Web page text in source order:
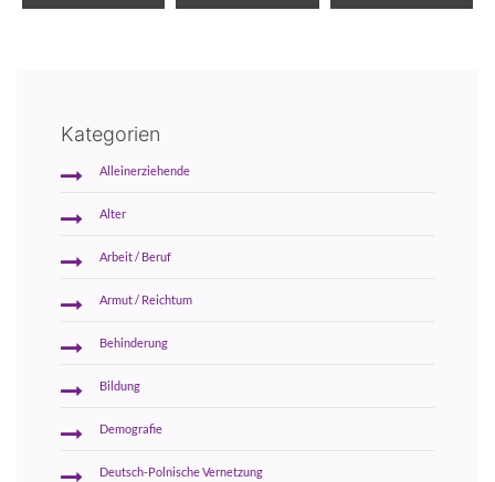
Kategorien
Alleinerziehende
Alter
Arbeit / Beruf
Armut / Reichtum
Behinderung
Bildung
Demografie
Deutsch-Polnische Vernetzung